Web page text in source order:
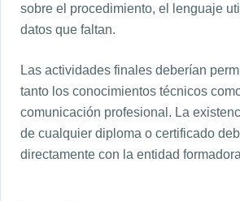
sobre el procedimiento, el lenguaje
datos que faltan.
Las actividades finales deberían
tanto los conocimientos técnicos
comunicación profesional. La
de cualquier diploma o certificado
directamente con la entidad